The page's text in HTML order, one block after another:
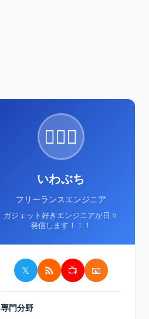
🙋🏻‍♂️
いわぶち
フリーランスエンジニア
ガジェット好きエンジニアが日々
発信します！！！
𝕏 📺 📧
専門分野